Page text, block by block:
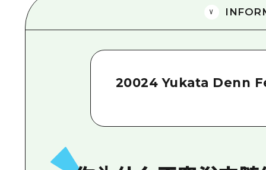
20024 Yukata Denn